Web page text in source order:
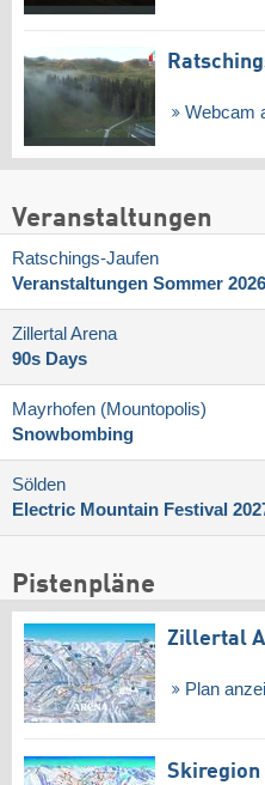
Webcam
Veranstaltungen
Ratschings-Jaufen
Veranstaltungen Sommer 2026
Zillertal Arena
90s Days
Mayrhofen (Mountopolis)
Snowbombing
Sölden
Electric Mountain Festival
Pistenpläne
Zillertal
Plan
Skiregion